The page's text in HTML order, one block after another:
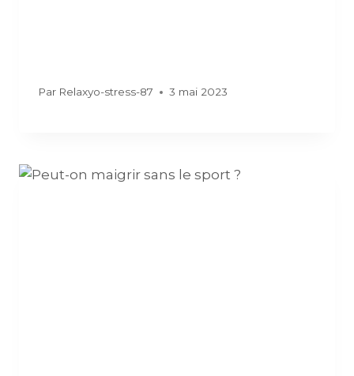
Par Relaxyo-stress-87 3 mai 2023